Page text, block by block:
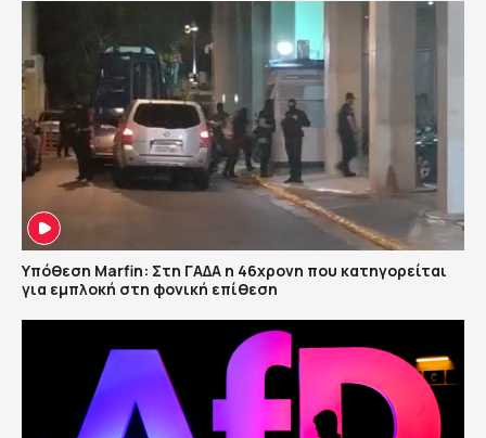
Υπόθεση Marfin: Στη ΓΑΔΑ η 46χρονη που κατηγορείται
για εμπλοκή στη φονική επίθεση